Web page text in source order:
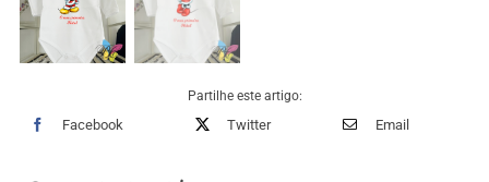
Partilhe este artigo:
Facebook Twitter Email